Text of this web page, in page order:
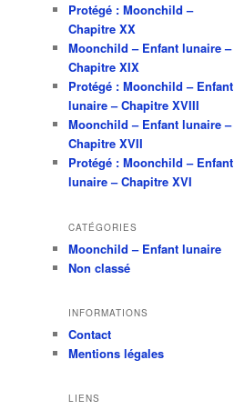
Protégé : Moonchild –
Chapitre XX
Moonchild – Enfant lunaire –
Chapitre XIX
Protégé : Moonchild – Enfant
lunaire – Chapitre XVIII
Moonchild – Enfant lunaire –
Chapitre XVII
Protégé : Moonchild – Enfant
lunaire – Chapitre XVI
CATÉGORIES
Moonchild – Enfant lunaire
Non classé
INFORMATIONS
Contact
Mentions légales
LIENS